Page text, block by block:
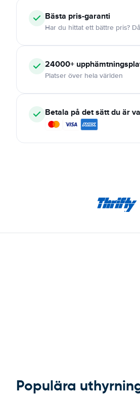
Bästa pris-garanti
Har du hittat ett bättre pris?
24000+
Platser över hela världen
Betala på det sätt du är
Populära